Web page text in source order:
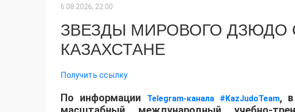
6.08.2026, 22:00
ЗВЕЗДЫ МИРОВОГО ДЗЮДО
КАЗАХСТАНЕ
Получить ссылку
По информации Telegram-канала #KazJudoTeam, в